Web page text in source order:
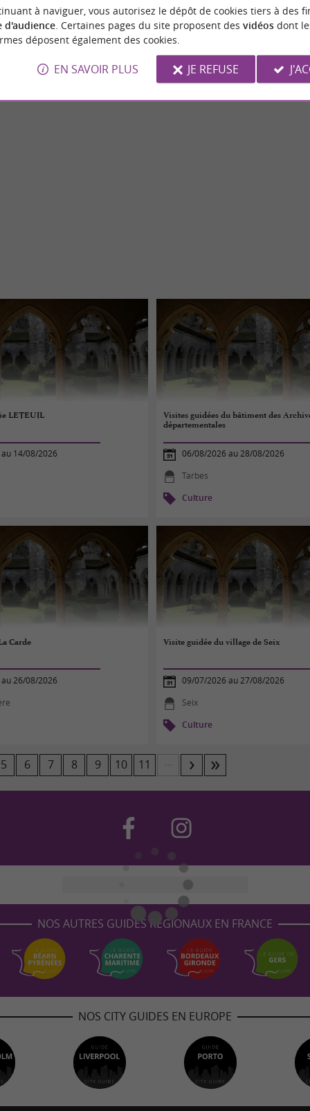
Lannemezan
LETEUIL
14/08/2026
Visites guidées du bâtiment des
départementales
06/08/2026 au 28/08/2026
Tarbes
Culture
Carde
26/08/2026
Visite guidée du village de Seix
09/07/2026 au 27/08/2026
Seix
Culture
5 6 7 8 9 10 11
NOS AUTRES GUIDES RÉGIONAUX EN FRANCE
NOS CITY GUIDES EN EUROPE
à naviguer, vous autorisez le dépôt de cookies tiers à des
d'audience. Certaines pages du site proposent des vidéosdont
déposent également des cookies.
EN SAVOIR PLUS JE REFUSE